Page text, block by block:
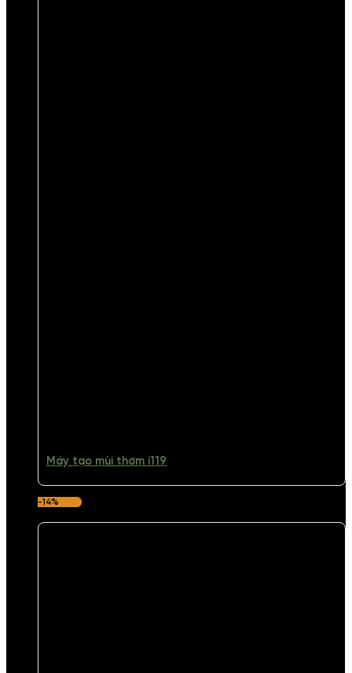
Máy tạo mùi thơm i119
-14%